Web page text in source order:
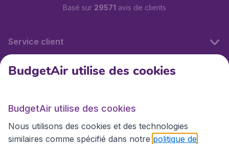
Basé sur 29571 avis de clients
Service client
BudgetAir.fr
Sites internationaux
BudgetAir utilise des cookies
BudgetAir utilise des cookies
Nous utilisons des cookies et des technologies
similaires comme spécifié dans notre politique de